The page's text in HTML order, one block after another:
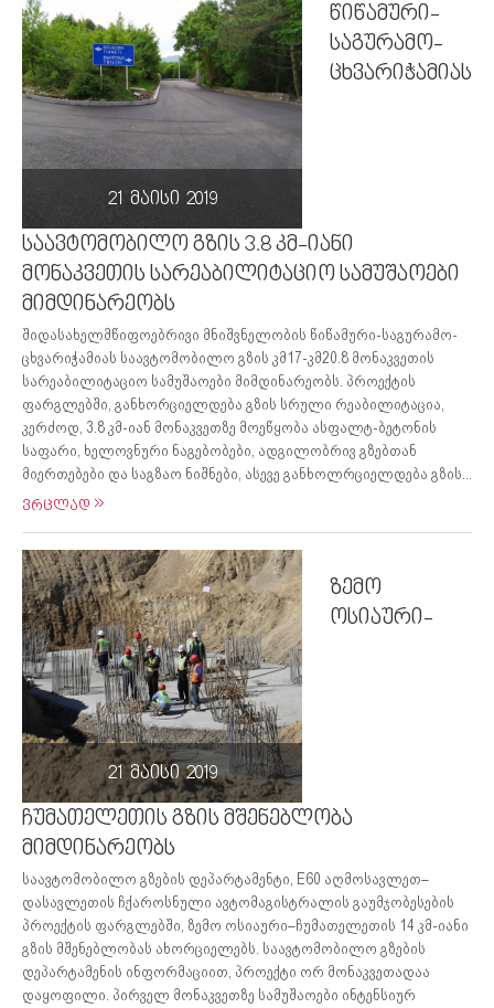
21 მაისი 2019
წიწამური-
საგურამო-
ცხვარიჭამიას
საავტომობილო გზის 3.8 კმ-იანი
მონაკვეთის სარეაბილიტაციო სამუშაოები
მიმდინარეობს
შიდასახელმწიფოებრივი მნიშვნელობის წიწამური-საგურამო-
ცხვარიჭამიას საავტომობილო გზის კმ17-კმ20.8 მონაკვეთის
სარეაბილიტაციო სამუშაოები მიმდინარეობს. პროექტის
ფარგლებში, განხორციელდება გზის სრული რეაბილიტაცია,
კერძოდ, 3.8 კმ-იან მონაკვეთზე მოეწყობა ასფალტ-ბეტონის
საფარი, ხელოვნური ნაგებობები, ადგილობრივ გზებთან
მიერთებები და საგზაო ნიშნები, ასევე განხოლრციელდება გზის...
ვრცლად
21 მაისი 2019
ზემო
ოსიაური-
ჩუმათელეთის გზის მშენებლობა
მიმდინარეობს
საავტომობილო გზების დეპარტამენტი, E60 აღმოსავლეთ–
დასავლეთის ჩქაროსნული ავტომაგისტრალის გაუმჯობესების
პროექტის ფარგლებში, ზემო ოსიაური–ჩუმათელეთის 14 კმ-იანი
გზის მშენებლობას ახორციელებს. საავტომობილო გზების
დეპარტამენის ინფორმაციით, პროექტი ორ მონაკვეთადაა
დაყოფილი. პირველ მონაკვეთზე სამუშაოები ინტენსიურ